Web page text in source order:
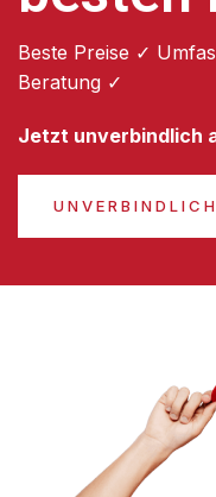
Beste Preise ✓
Beratung ✓
Jetzt unverbindlich